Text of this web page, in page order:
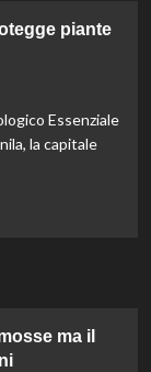
piante
Essenziale
la capitale
ma il